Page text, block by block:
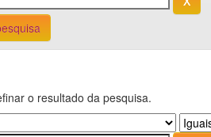
o resultado da pesquisa.